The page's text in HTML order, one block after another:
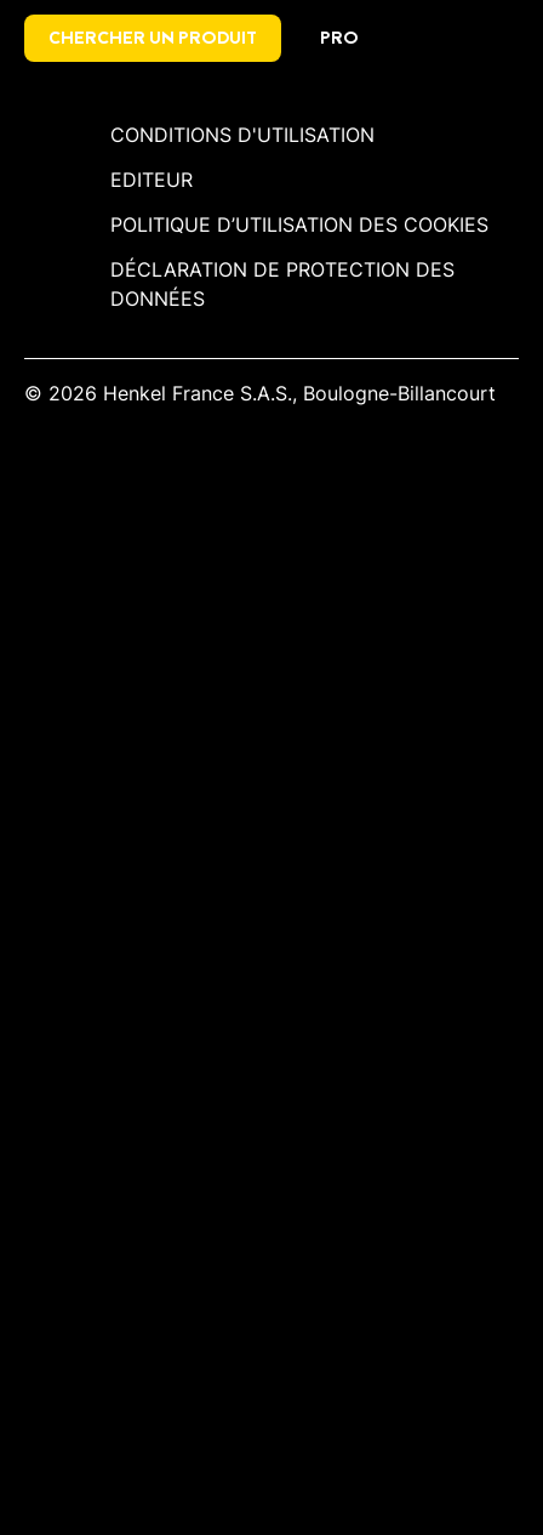
CHERCHER UN PRODUIT PRO
CONDITIONS D'UTILISATION
EDITEUR
POLITIQUE D’UTILISATION DES COOKIES
DÉCLARATION DE PROTECTION DES
DONNÉES
© 2026 Henkel France S.A.S., Boulogne-Billancourt